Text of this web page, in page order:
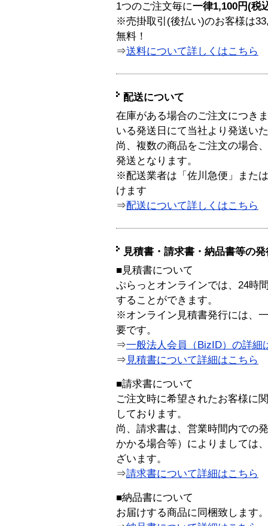
1つのご注文毎に一律1,100円(税
※売掛取引(後払い)のお客様は
無料！
⇒送料について詳しくはこちら
配送について
在庫がある場合のご注文につき
いる発送日にて当社より発送い
尚、複数の商品をご注文の場合
発送となります。
※配送業者は「佐川急便」また
けます
⇒配送について詳しくはこちら
見積書・請求書・納品書等の
■見積書について
ぷらっとオンラインでは、24時
することができます。
※オンライン見積書発行には、
要です。
⇒一般法人会員（BizID）の詳細
⇒ 見積書について詳細はこちら
■請求書について
ご注文時に希望されたお客様に
しております。
尚、請求書は、営業時間内での
かかる場合等）によりましては
ざいます。
⇒請求書について詳細はこちら
■納品書について
お届けする商品に同梱致します。